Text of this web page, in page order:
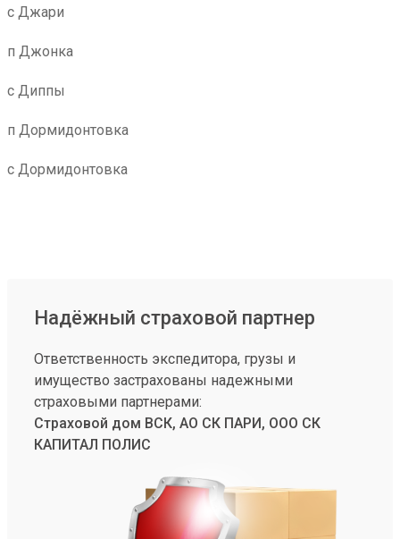
с Джари
п Джонка
с Диппы
п Дормидонтовка
с Дормидонтовка
Надёжный страховой партнер
Ответственность экспедитора, грузы и
имущество застрахованы надежными
страховыми партнерами:
Страховой дом ВСК, АО СК ПАРИ, ООО СК
КАПИТАЛ ПОЛИС